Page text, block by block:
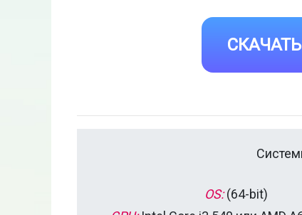
СКАЧАТЬ
OS:(64-bit)